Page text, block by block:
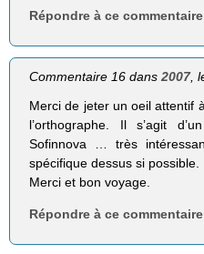
Répondre à ce commentaire
Commentaire 16 dans2007,
Merci de jeter un oeil attentif
l’orthographe. Il s’agit
Sofinnova … très
spécifique dessus si possible.
Merci et bon voyage.
Répondre à ce commentaire